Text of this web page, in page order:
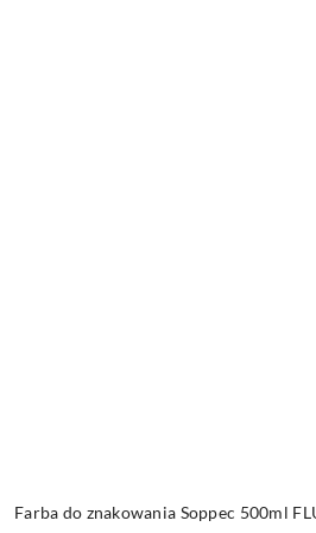
Farba do znakowania Soppec 500ml